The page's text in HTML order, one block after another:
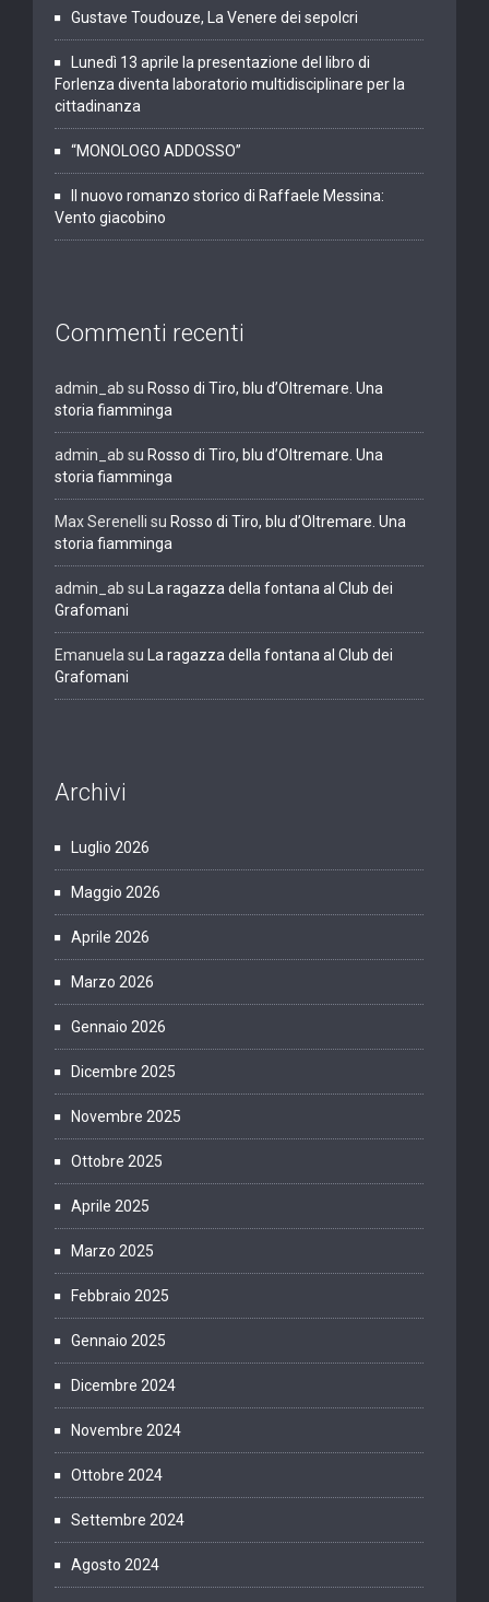
Gustave Toudouze, La Venere dei sepolcri
Lunedì 13 aprile la presentazione del libro di
Forlenza diventa laboratorio multidisciplinare per la
cittadinanza
“MONOLOGO ADDOSSO”
Il nuovo romanzo storico di Raffaele Messina:
Vento giacobino
Commenti recenti
admin_ab su Rosso di Tiro, blu d’Oltremare. Una
storia fiamminga
admin_ab su Rosso di Tiro, blu d’Oltremare. Una
storia fiamminga
Max Serenelli su Rosso di Tiro, blu d’Oltremare. Una
storia fiamminga
admin_ab su
La ragazza della fontana al Club dei
Grafomani
Emanuela su
La ragazza della fontana al Club dei
Grafomani
Archivi
Luglio 2026
Maggio 2026
Aprile 2026
Marzo 2026
Gennaio 2026
Dicembre 2025
Novembre 2025
Ottobre 2025
Aprile 2025
Marzo 2025
Febbraio 2025
Gennaio 2025
Dicembre 2024
Novembre 2024
Ottobre 2024
Settembre 2024
Agosto 2024